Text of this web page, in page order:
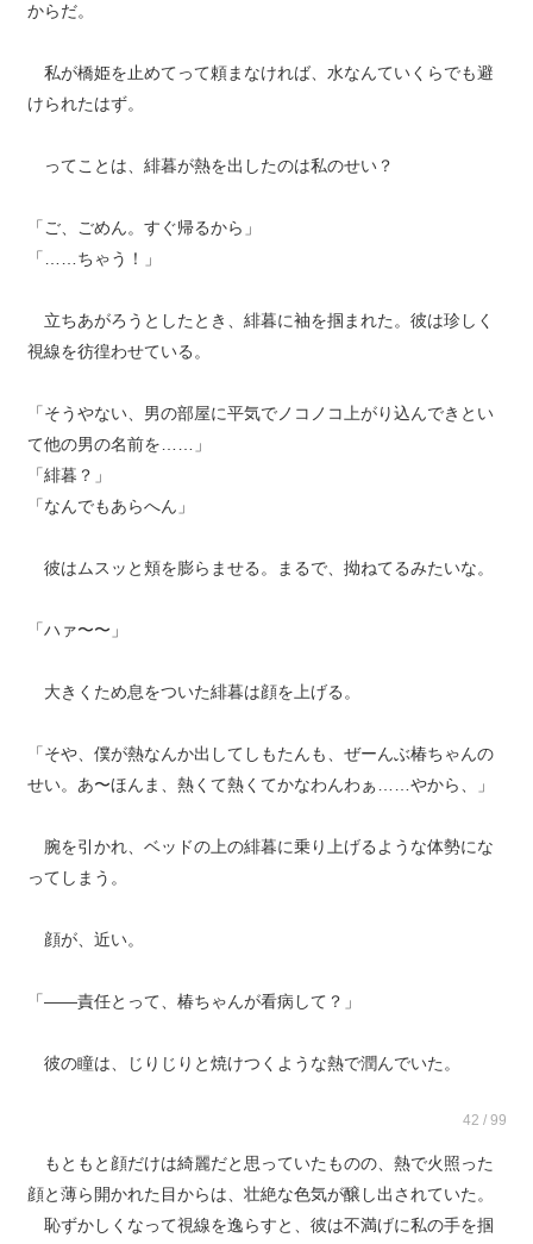
からだ。
私が橋姫を止めてって頼まなければ、水なんていくらでも避
けられたはず。
ってことは、緋暮が熱を出したのは私のせい？
「ご、ごめん。すぐ帰るから」
「……ちゃう！」
立ちあがろうとしたとき、緋暮に袖を掴まれた。彼は珍しく
視線を彷徨わせている。
「そうやない、男の部屋に平気でノコノコ上がり込んできとい
て他の男の名前を……」
「緋暮？」
「なんでもあらへん」
彼はムスッと頬を膨らませる。まるで、拗ねてるみたいな。
「ハァ〜〜」
大きくため息をついた緋暮は顔を上げる。
「そや、僕が熱なんか出してしもたんも、ぜーんぶ椿ちゃんの
せい。あ〜ほんま、熱くて熱くてかなわんわぁ……やから、」
腕を引かれ、ベッドの上の緋暮に乗り上げるような体勢にな
ってしまう。
顔が、近い。
「――責任とって、椿ちゃんが看病して？」
彼の瞳は、じりじりと焼けつくような熱で潤んでいた。
42 / 99
もともと顔だけは綺麗だと思っていたものの、熱で火照った
顔と薄ら開かれた目からは、壮絶な色気が醸し出されていた。
恥ずかしくなって視線を逸らすと、彼は不満げに私の手を掴